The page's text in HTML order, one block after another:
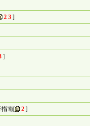
2 3 ]
]
南[ 2 ]